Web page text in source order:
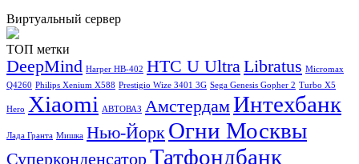
Виртуальный сервер
ТОП метки
DeepMind Harper HB-402 HTC U UltraLibratus Micromax
Q4260 Philips Xenium X588 Prestigio Wize 3401 3G Sega Genesis Gopher 2 Turbo X5
Hero Xiaomi АВТОВАЗ АмстердамИнтехбанк
Лада Гранта Мишка Нью-Йорк Огни Москвы
СуперконденсаторТатфондбанк